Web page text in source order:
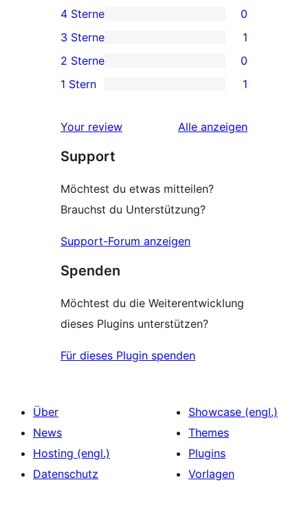
Sterne-
Rezensionen
0 4-
Sterne-
Rezensionen
4 Sterne 0
1 3-
Sterne-
Rezension
3 Sterne 1
0 2-
Sterne-
2 Sterne 0
1 1-
Rezension
1 Stern 1
Your review Alle Rezensionen
anzeigen
Support
Möchtest du etwas mitteilen?
Brauchst du Unterstützung?
Support-Forum anzeigen
Spenden
Möchtest du die Weiterentwicklung
dieses Plugins unterstützen?
Für dieses Plugin spenden
Über
News
Hosting (engl.)
Datenschutz
Showcase (engl.)
Themes
Plugins
Vorlagen